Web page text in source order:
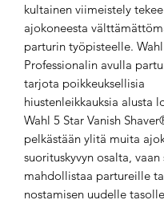
kultainen viimeistely
ajokoneesta
parturin työpisteelle. Wahl
Professionalin avulla
tarjota poikkeuksellisia
hiustenleikkauksia alusta
Wahl 5 Star Vanish
pelkästään ylitä muita
suorituskyvyn osalta, vaan
mahdollistaa partureille
nostamisen uudelle